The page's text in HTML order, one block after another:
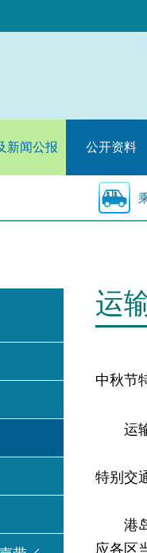
新闻公报 公开资料
运
中秋节
运输
特别交
港岛
应各区